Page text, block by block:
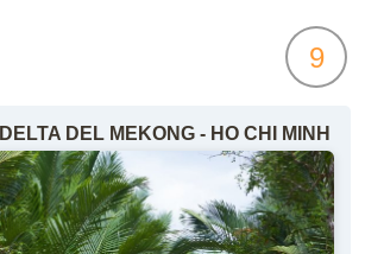
9
DEL MEKONG - HO CHI MINH